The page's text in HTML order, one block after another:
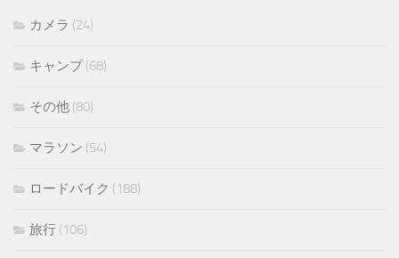
カメラ (24)
キャンプ(68)
その他 (80)
マラソン (54)
ロードバイク (188)
旅行 (106)